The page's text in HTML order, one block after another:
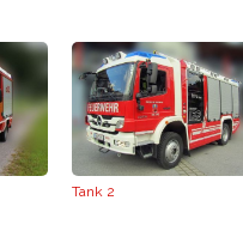
Tank 2